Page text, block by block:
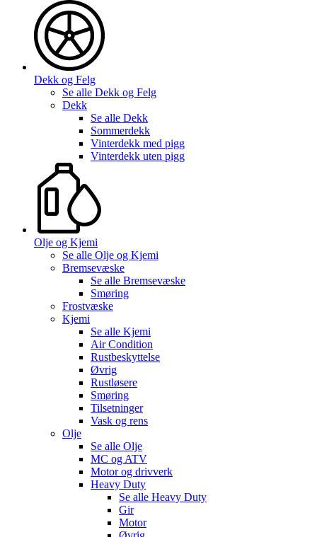
Dekk og Felg
Se alle Dekk og Felg
Dekk
Se alle Dekk
Sommerdekk
Vinterdekk med pigg
Vinterdekk uten pigg
Olje og Kjemi
Se alle Olje og Kjemi
Bremsevæske
Se alle Bremsevæske
Smøring
Frostvæske
Kjemi
Se alle Kjemi
Air Condition
Rustbeskyttelse
Øvrig
Rustløsere
Smøring
Tilsetninger
Vask og rens
Olje
Se alle Olje
MC og ATV
Motor og drivverk
Heavy Duty
Se alle Heavy Duty
Gir
Motor